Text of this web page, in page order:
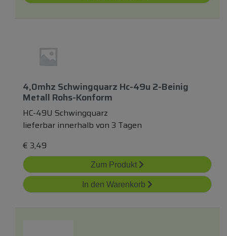
4,0mhz Schwingquarz Hc-49u 2-Beinig
Metall Rohs-Konform
HC-49U Schwingquarz
lieferbar innerhalb von 3 Tagen
€ 3,49
Zum Produkt
In den Warenkorb